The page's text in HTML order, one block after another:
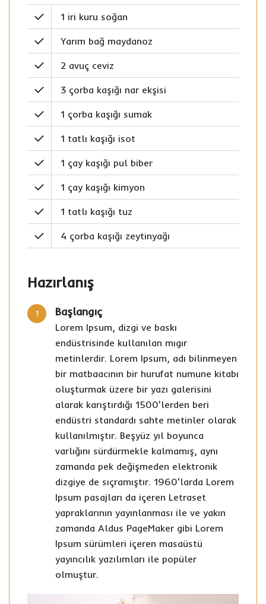
1 iri kuru soğan
Yarım bağ maydanoz
2 avuç ceviz
3 çorba kaşığı nar ekşisi
1 çorba kaşığı sumak
1 tatlı kaşığı isot
1 çay kaşığı pul biber
1 çay kaşığı kimyon
1 tatlı kaşığı tuz
4 çorba kaşığı zeytinyağı
Hazırlanış
1 Başlangıç
Lorem Ipsum, dizgi ve baskı
endüstrisinde kullanılan mıgır
metinlerdir. Lorem Ipsum, adı bilinmeyen
bir matbaacının bir hurufat numune kitabı
oluşturmak üzere bir yazı galerisini
alarak karıştırdığı 1500'lerden beri
endüstri standardı sahte metinler olarak
kullanılmıştır. Beşyüz yıl boyunca
varlığını sürdürmekle kalmamış, aynı
zamanda pek değişmeden elektronik
dizgiye de sıçramıştır. 1960'larda Lorem
Ipsum pasajları da içeren Letraset
yapraklarının yayınlanması ile ve yakın
zamanda Aldus PageMaker gibi Lorem
Ipsum sürümleri içeren masaüstü
yayıncılık yazılımları ile popüler
olmuştur.